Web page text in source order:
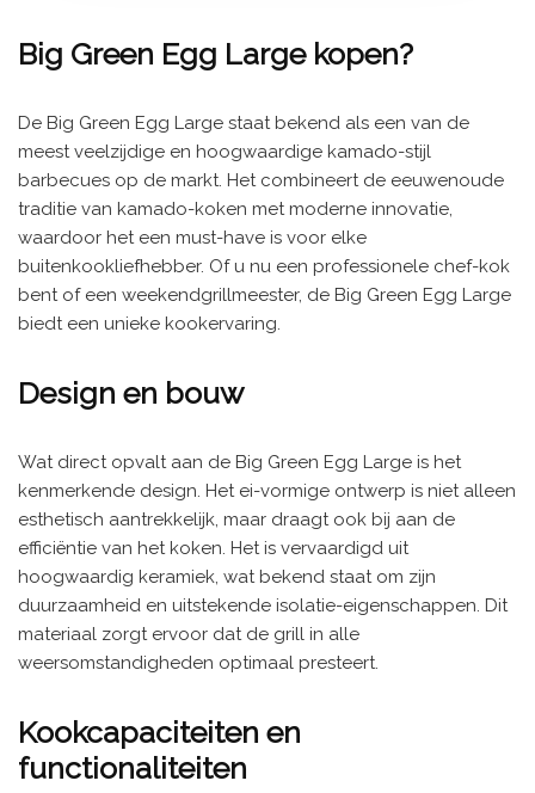
Big Green Egg Large kopen?
De Big Green Egg Large staat bekend als een van de
meest veelzijdige en hoogwaardige kamado-stijl
barbecues op de markt. Het combineert de eeuwenoude
traditie van kamado-koken met moderne innovatie,
waardoor het een must-have is voor elke
buitenkookliefhebber. Of u nu een professionele chef-kok
bent of een weekendgrillmeester, de Big Green Egg Large
biedt een unieke kookervaring.
Design en bouw
Wat direct opvalt aan de Big Green Egg Large is het
kenmerkende design. Het ei-vormige ontwerp is niet alleen
esthetisch aantrekkelijk, maar draagt ook bij aan de
efficiëntie van het koken. Het is vervaardigd uit
hoogwaardig keramiek, wat bekend staat om zijn
duurzaamheid en uitstekende isolatie-eigenschappen. Dit
materiaal zorgt ervoor dat de grill in alle
weersomstandigheden optimaal presteert.
Kookcapaciteiten en
functionaliteiten